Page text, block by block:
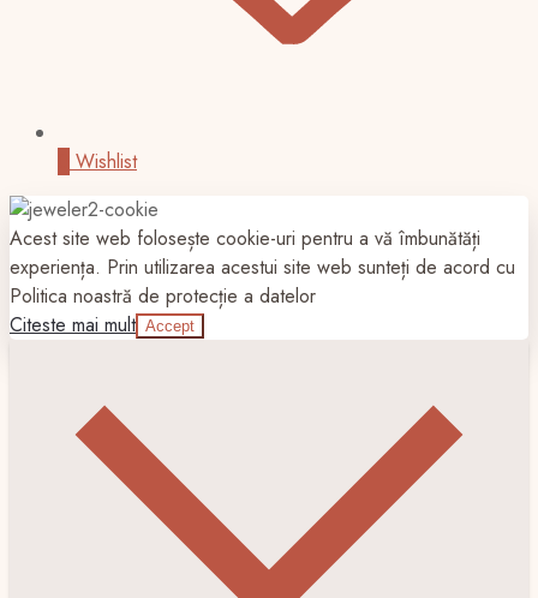
Wishlist
Acest site web folosește cookie-uri pentru a vă îmbunătăți
experiența. Prin utilizarea acestui site web sunteți de acord cu
Politica noastră de protecție a datelor
Citeste mai mult Accept